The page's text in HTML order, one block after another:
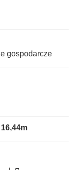
gospodarcze